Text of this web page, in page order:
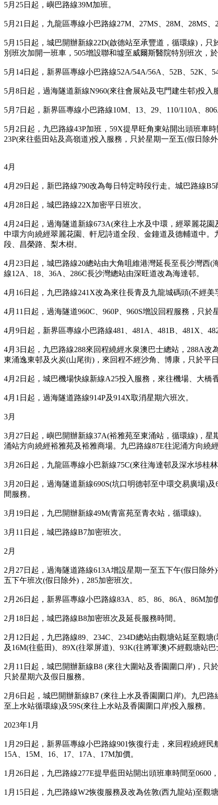
5月25日起，嶼巴路線39M加班。
5月21日起，九龍區專線小巴路線27M、27MS、28M、28MS
5月15日起，城巴開辦新線22D(啟德站至承豐道，循環線)，只
別班次加開一班車，505增設聯和墟至威爾斯醫院特別班次，
5月14日起，新界區專線小巴路線52A/54A/56A、52B、52K、
5月8日起， 過海隧道新線N960(來往會展站及屯門建生邨)投入
5月7日起，新界區專線小巴路線10M、13、29、110/110A、
5月2日起，九巴路線43P加班，59X提早旺角東站開出頭班車
23P(來往藍田站及高嶺道)投入服務，只於星期一至五(假日除
4月
4月29日起，新巴路線790改為每日特定時段行走。城巴路線
4月28日起，城巴路線22X加密平日班次。
4月24日起，過海隧道新線673A(來往上水及中環，經翠麗花
中環方向繞經翠麗花園、軒尼詩道全段、金鐘道及德輔道中
段、昌榮路、梨木樹。
4月23日起，城巴路線20總站由大角咀維港灣延長至長沙灣西
線12A、18、36A、286C長沙灣總站由深旺道改為海達邨。
4月16日起，九巴路線241X改為來往長青及九龍城碼頭(不經
4月11日起，過海隧道960C、960P、960S增設回程服務，只
4月9日起，新界區專線小巴路線481、481A、481B、481X、
4月3日起，九巴路線288來回程繞經水泉澳巴士總站，288A
東涌逸東邨及火炭(山尾街)，來回程不經沙角、博康，只於平
4月2日起，城巴機場快線新線A25投入服務，來往機場、大橋
4月1日起，過海隧道路線914P及914X取消星期六班次。
3月
3月27日起，嶼巴開辦新線37A(裕雅苑至東涌站，循環線)，
涌站方向繞經裕雅苑及裕雅商場。九巴路線87E往泥涌方向繞
3月26日起，九龍區專線小巴新線75C(來往海達邨及深水埗桂
3月20日起，過海隧道新線690S(坑口明德邨至中環交易廣場)
間服務。
3月19日起，九巴開辦新線49M(青富苑至青衣站，循環線)。
3月11日起，城巴路線B7加密班次。
2月
2月27日起，過海隧道路線613A增設星期一至五下午(假日除
五下午班次(假日除外)，285加密班次。
2月26日起，新界區專線小巴路線83A、85、86、86A、86M加
2月18日起， 城巴路線B8加密班次及延長服務時間。
2月12日起，九巴路線89、234C、234D總站由觀塘站延至觀
及16M(往藍田)、89X(往翠屏道)、93K(往將軍澳)不經觀塘站
2月11日起， 城巴開辦新線B8 (來往大圍站及香園圍口岸)，只
只於星期六及假日服務。
2月6日起， 城巴開辦新線B7 (來往上水及香園圍口岸)。九巴
至上水站循環線)及59S(來往上水站及香園圍口岸)投入服務。
2023年1月
1月29日起，新界區專線小巴路線901恢復行走，來回程繞經
15A、15M、16、17、17A、17M加價。
1月26日起，九巴路線277E提早藍田站開出頭班車時間至0600
1月15日起，九巴路線W2恢復服務及改為佐敦(西九龍站)至觀